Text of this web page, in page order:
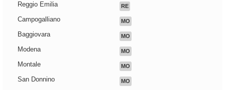
Reggio Emilia RE
Campogalliano MO
Baggiovara MO
Modena MO
Montale MO
San Donnino MO